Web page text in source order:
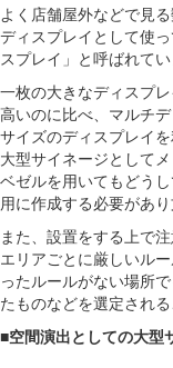
よく店舗屋外などで見
ディスプレイとして使
スプレイ」と呼ばれてい
一枚の大きなディスプ
高いのに比べ、マルチ
サイズのディスプレイ
大型サイネージとして
ベゼルを用いてもどう
用に作成する必要があ
また、設置をする上で
エリアごとに厳しいル
ったルールがない場所
たものなどを選定され
■空間演出としての大型